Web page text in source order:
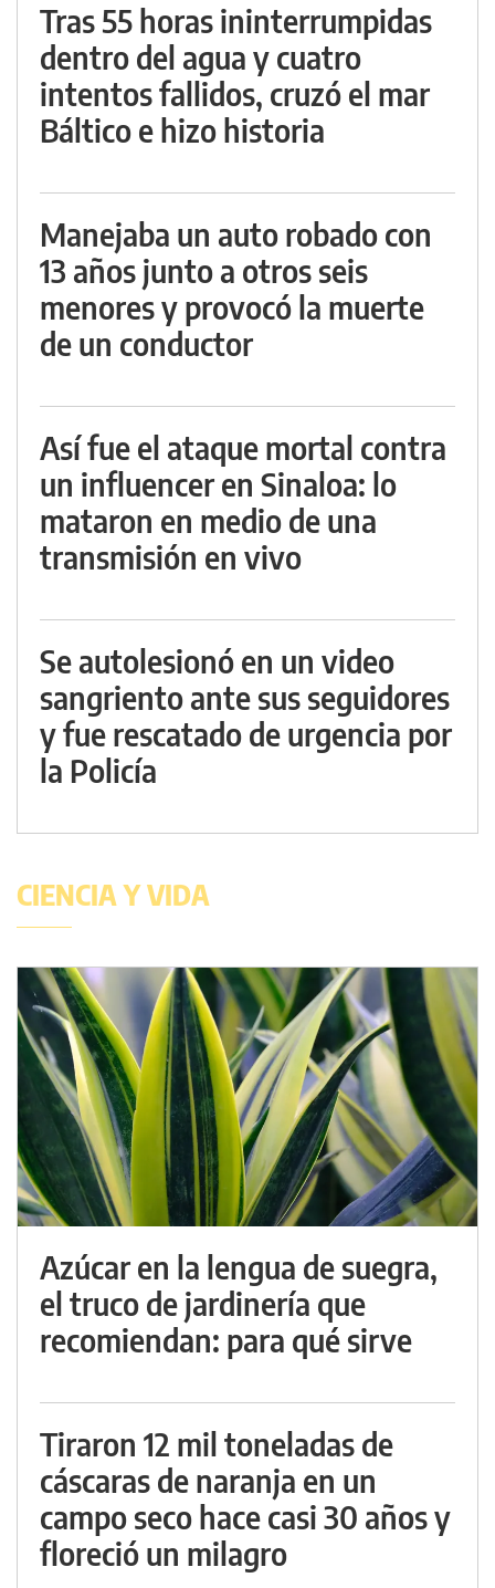
Tras 55 horas ininterrumpidas
dentro del agua y cuatro
intentos fallidos, cruzó el mar
Báltico e hizo historia
Manejaba un auto robado con
13 años junto a otros seis
menores y provocó la muerte
de un conductor
Así fue el ataque mortal contra
un influencer en Sinaloa: lo
mataron en medio de una
transmisión en vivo
Se autolesionó en un video
sangriento ante sus seguidores
y fue rescatado de urgencia por
la Policía
CIENCIA Y VIDA
Azúcar en la lengua de suegra,
el truco de jardinería que
recomiendan: para qué sirve
Tiraron 12 mil toneladas de
cáscaras de naranja en un
campo seco hace casi 30 años y
floreció un milagro